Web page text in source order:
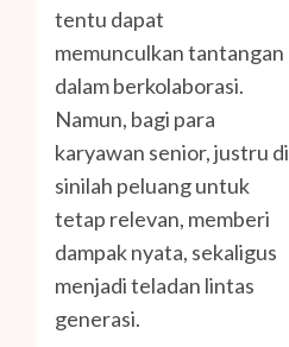
tentu dapat
memunculkan tantangan
dalam berkolaborasi.
Namun, bagi para
karyawan senior, justru di
sinilah peluang untuk
tetap relevan, memberi
dampak nyata, sekaligus
menjadi teladan lintas
generasi.